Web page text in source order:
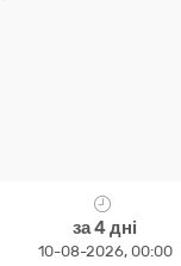
за 4 дні
10-08-2026, 00:00